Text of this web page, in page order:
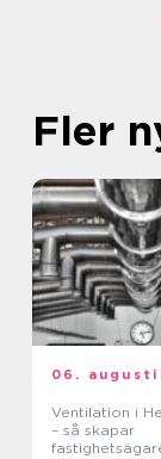
Fler
06. augusti
Ventilation i
– så skapar